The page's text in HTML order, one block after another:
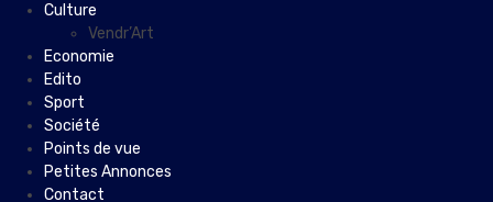
Culture
Vendr’Art
Economie
Edito
Sport
Société
Points de vue
Petites Annonces
Contact